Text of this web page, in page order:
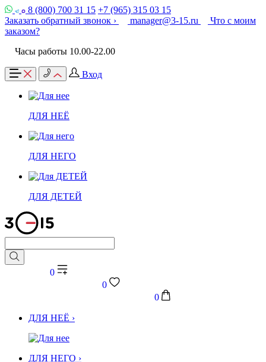
8 (800) 700 31 15 +7 (965) 315 03 15
Заказать обратный звонок ›
manager@3-15.ru
Что с моим
заказом?
Часы работы 10.00-22.00
Вход
ДЛЯ НЕЁ
ДЛЯ НЕГО
ДЛЯ ДЕТЕЙ
0
0
0
ДЛЯ НЕЁ ›
ДЛЯ НЕГО ›